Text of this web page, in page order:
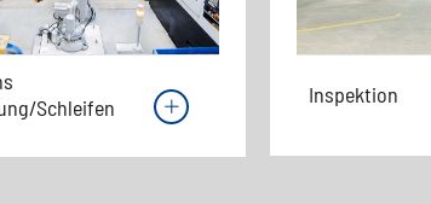
Schleifen
 Inspektion